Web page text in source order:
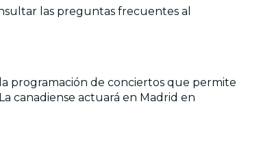
las preguntas frecuentes al
programación de conciertos que permite
canadiense actuará en Madrid en